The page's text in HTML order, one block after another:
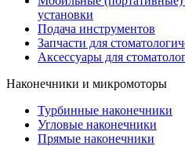
установки
Подача инструментов
Запчасти для
Аксессуары для
Наконечники и микромоторы
Турбинные наконечники
Угловые наконечники
Прямые наконечники